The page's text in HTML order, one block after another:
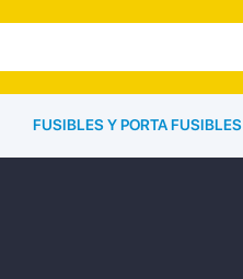
FUSIBLES Y PORTA FUSIBLES